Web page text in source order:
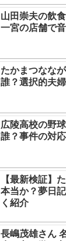
山田崇夫の飲
一宮の店舗で
たかまつなな
誰？選択的夫
広陵高校の野
誰？事件の対
【最新検証】
本当か？夢日
く紹介
長嶋茂雄さん